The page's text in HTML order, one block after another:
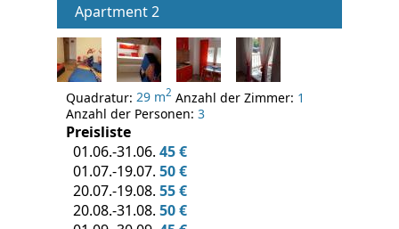
Apartment 2
Quadratur: 29 m2 Anzahl der Zimmer: 1
Anzahl der Personen: 3
Preisliste
01.06.-31.06. 45 €
01.07.-19.07. 50 €
20.07.-19.08. 55 €
20.08.-31.08. 50 €